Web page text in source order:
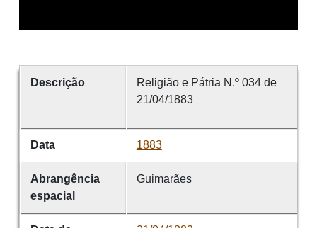
Descrição
Religião e Pátria N.º 034 de
21/04/1883
Data 1883
Abrangência
espacial
Guimarães